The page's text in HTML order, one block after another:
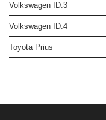
Volkswagen ID.3
Volkswagen ID.4
Toyota Prius